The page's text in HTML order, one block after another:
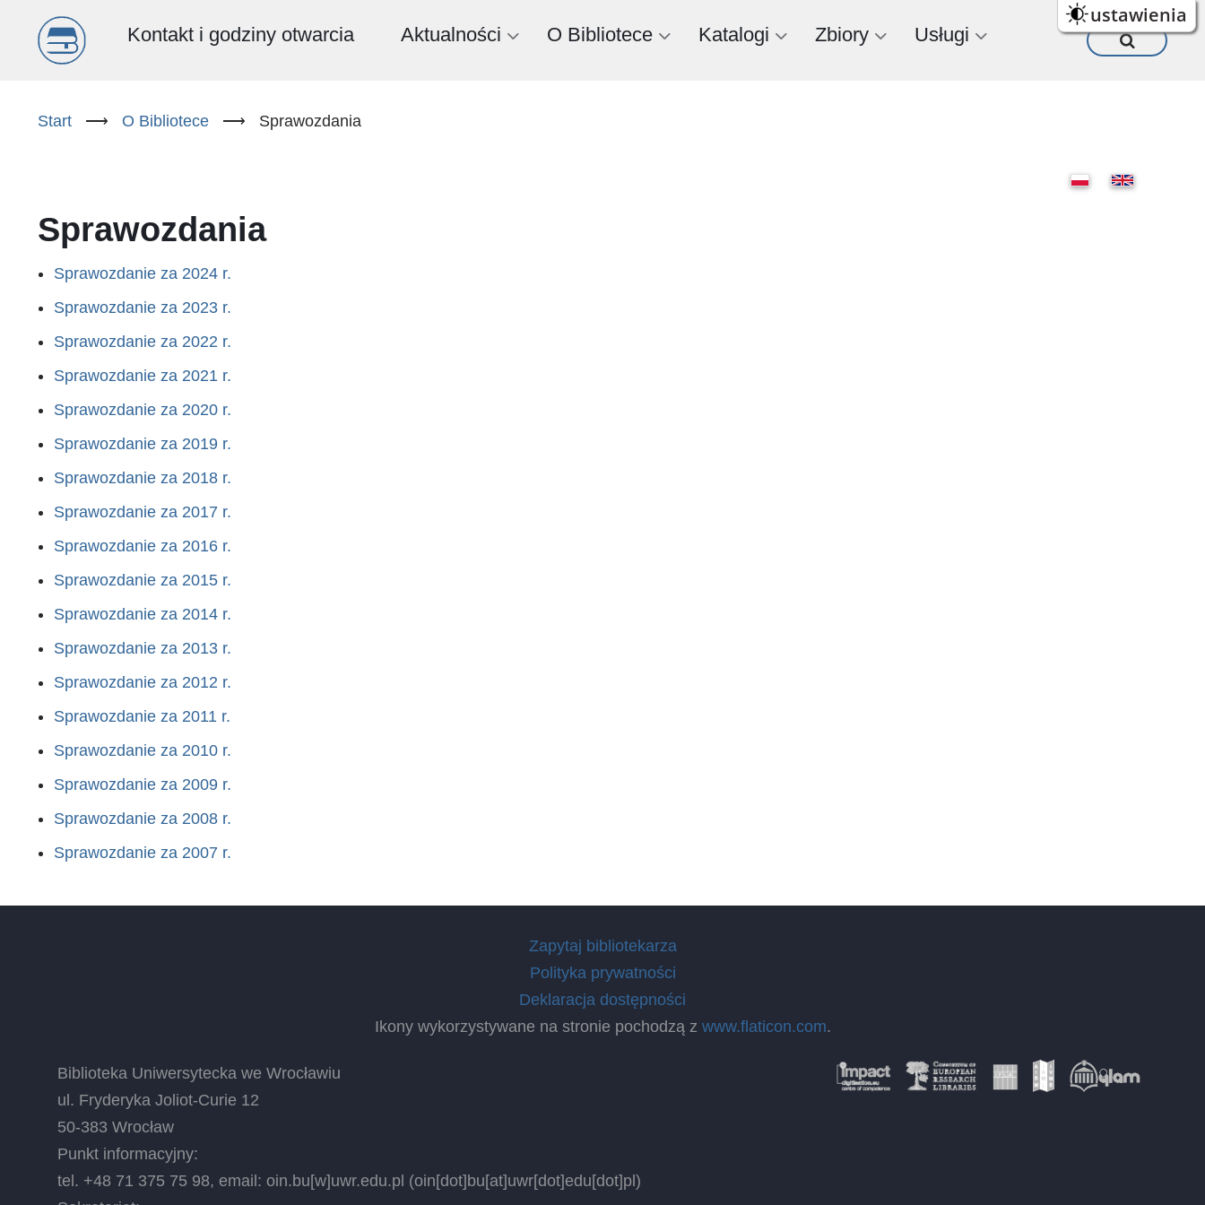
ustawienia
Menu
(PL)
Kontakt i godziny otwarcia Aktualności O Bibliotece Katalogi Zbiory Usługi
Start ⟶ O Bibliotece ⟶ Sprawozdania
Sprawozdania
Sprawozdanie za 2024 r.
Sprawozdanie za 2023 r.
Sprawozdanie za 2022 r.
Sprawozdanie za 2021 r.
Sprawozdanie za 2020 r.
Sprawozdanie za 2019 r.
Sprawozdanie za 2018 r.
Sprawozdanie za 2017 r.
Sprawozdanie za 2016 r.
Sprawozdanie za 2015 r.
Sprawozdanie za 2014 r.
Sprawozdanie za 2013 r.
Sprawozdanie za 2012 r.
Sprawozdanie za 2011 r.
Sprawozdanie za 2010 r.
Sprawozdanie za 2009 r.
Sprawozdanie za 2008 r.
Sprawozdanie za 2007 r.
Zapytaj bibliotekarza
Polityka prywatności
Deklaracja dostępności
Ikony wykorzystywane na stronie pochodzą z www.flaticon.com.
Biblioteka Uniwersytecka we Wrocławiu
ul. Fryderyka Joliot-Curie 12
50-383 Wrocław
Punkt informacyjny:
tel. +48 71 375 75 98, email: oin.bu[w]uwr.edu.pl (oin[dot]bu[at]uwr[dot]edu[dot]pl)